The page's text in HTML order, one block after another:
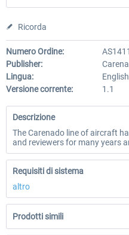
Ricorda
Numero Ordine:
Publisher:
Lingua:
English
Versione corrente:
1.1
Descrizione
The Carenado line of aircraft
and reviewers for many years
Requisiti di sistema
altro
Prodotti simili